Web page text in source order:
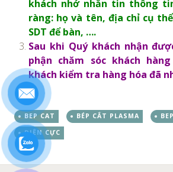
khách nhớ nhắn tin thông
ràng: họ và tên, địa chỉ cụ
SDT để bàn, ….
Sau khi Quý khách nhận
phận chăm sóc khách
khách kiểm tra hàng hóa đã
BEP CAT BÉP CẮT PLASMA
ĐIỆN CỰC